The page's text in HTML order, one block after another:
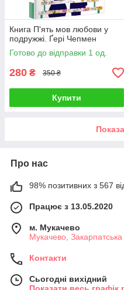
Книга П'ять мов любови у
подружжі. Ґері Чепмен
Готово до відправки 1 од.
280 ₴ 350 ₴
Купити
Про нас
98% позитивних з 567
Працює з 13.05.2020
м. Мукачево
Мукачево,
Контакти
Сьогодні вихідний